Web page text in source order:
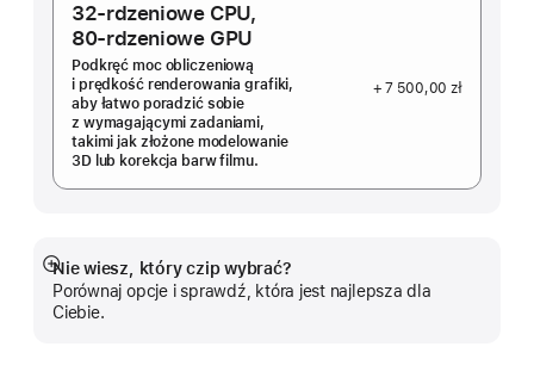
32-rdzeniowe CPU,
80‑rdzeniowe GPU
Podkręć moc obliczeniową
i prędkość renderowania grafiki,
aby łatwo poradzić sobie
z wymagającymi zadaniami,
takimi jak złożone modelowanie
3D lub korekcja barw filmu.
+ 7 500,00 zł
Nie wiesz, który czip wybrać?
Porównaj opcje i sprawdź, która jest najlepsza dla
Ciebie.
Pokaż
więcej